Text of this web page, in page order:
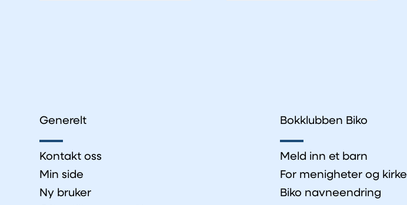
Generelt
Kontakt oss
Min side
Ny bruker
Bokklubben Biko
Meld inn et barn
For menigheter og kirke
Biko navneendring